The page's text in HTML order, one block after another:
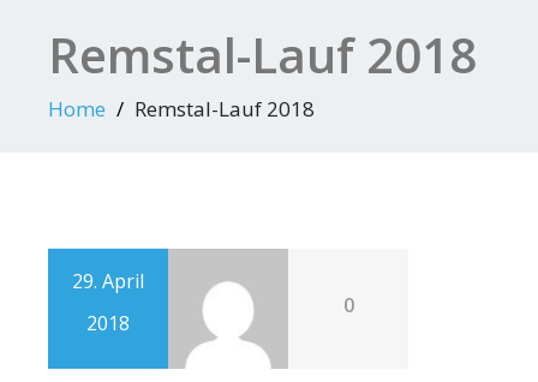
Remstal-Lauf 2018
Home Remstal-Lauf 2018
29. April
2018
0